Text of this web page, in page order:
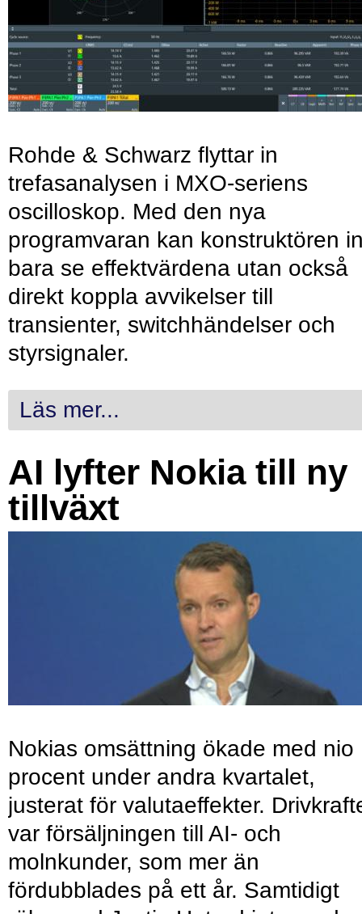
Rohde & Schwarz flyttar in
trefasanalysen i MXO-seriens
oscilloskop. Med den nya
programvaran kan konstruktören
bara se effektvärdena utan också
direkt koppla avvikelser till
transienter, switchhändelser och
styrsignaler.
Läs mer...
AI lyfter Nokia till ny
tillväxt
Nokias omsättning ökade med nio
procent under andra kvartalet,
justerat för valutaeffekter.
var försäljningen till AI- och
molnkunder, som mer än
fördubblades på ett år. Samtidigt